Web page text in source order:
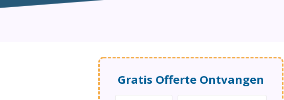
Gratis Offerte Ontvangen